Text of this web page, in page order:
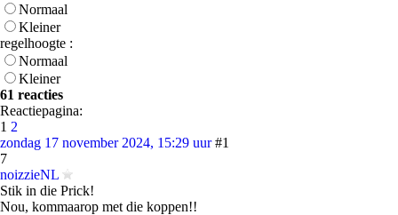
Normaal
Kleiner
regelhoogte :
Normaal
Kleiner
61 reacties
Reactiepagina:
1 2
zondag 17 november 2024, 15:29 uur #1
7
noizzieNL
Stik in die Prick!
Nou, kommaarop met die koppen!!